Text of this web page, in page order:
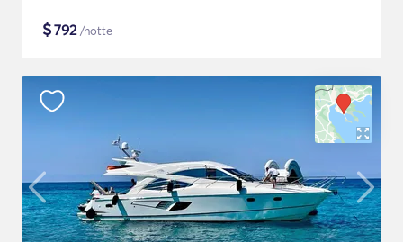
$792/notte